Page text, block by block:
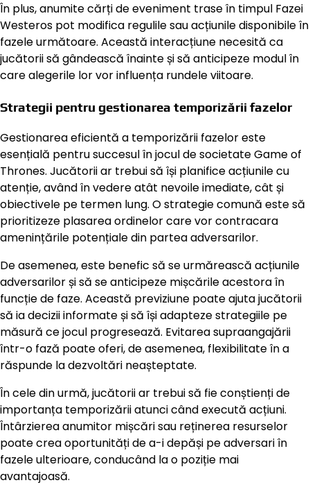
În plus, anumite cărți de eveniment trase în timpul Fazei
Westeros pot modifica regulile sau acțiunile disponibile în
fazele următoare. Această interacțiune necesită ca
jucătorii să gândească înainte și să anticipeze modul în
care alegerile lor vor influența rundele viitoare.
Strategii pentru gestionarea temporizării fazelor
Gestionarea eficientă a temporizării fazelor este
esențială pentru succesul în jocul de societate Game of
Thrones. Jucătorii ar trebui să își planifice acțiunile cu
atenție, având în vedere atât nevoile imediate, cât și
obiectivele pe termen lung. O strategie comună este să
prioritizeze plasarea ordinelor care vor contracara
amenințările potențiale din partea adversarilor.
De asemenea, este benefic să se urmărească acțiunile
adversarilor și să se anticipeze mișcările acestora în
funcție de faze. Această previziune poate ajuta jucătorii
să ia decizii informate și să își adapteze strategiile pe
măsură ce jocul progresează. Evitarea supraangajării
într-o fază poate oferi, de asemenea, flexibilitate în a
răspunde la dezvoltări neașteptate.
În cele din urmă, jucătorii ar trebui să fie conștienți de
importanța temporizării atunci când execută acțiuni.
Întârzierea anumitor mișcări sau reținerea resurselor
poate crea oportunități de a-i depăși pe adversari în
fazele ulterioare, conducând la o poziție mai
avantajoasă.